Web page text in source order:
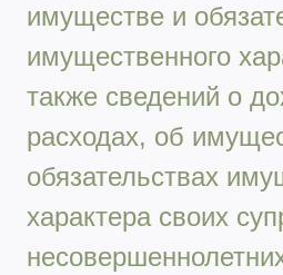
имуществе и
имущественного
также сведений о
расходах, об
обязательствах
характера своих